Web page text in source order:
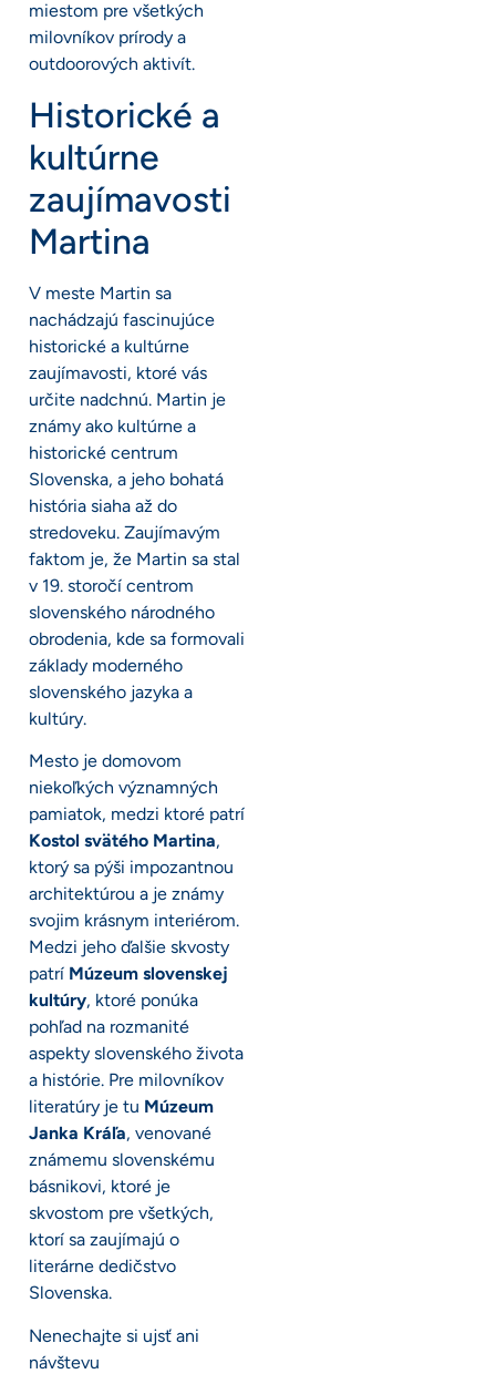
miestom pre všetkých
milovníkov prírody a
outdoorových aktivít.
Historické a
kultúrne
zaujímavosti
Martina
V meste Martin sa
nachádzajú fascinujúce
historické a kultúrne
zaujímavosti, ktoré vás
určite nadchnú. Martin je
známy ako kultúrne a
historické centrum
Slovenska, a jeho bohatá
história siaha až do
stredoveku. Zaujímavým
faktom je, že Martin sa stal
v 19. storočí centrom
slovenského národného
obrodenia, kde sa formovali
základy moderného
slovenského jazyka a
kultúry.
Mesto je domovom
niekoľkých významných
pamiatok, medzi ktoré patrí
Kostol svätého Martina,
ktorý sa pýši impozantnou
architektúrou a je známy
svojim krásnym interiérom.
Medzi jeho ďalšie skvosty
patrí Múzeum slovenskej
kultúry, ktoré ponúka
pohľad na rozmanité
aspekty slovenského života
a histórie. Pre milovníkov
literatúry je tu Múzeum
Janka Kráľa, venované
známemu slovenskému
básnikovi, ktoré je
skvostom pre všetkých,
ktorí sa zaujímajú o
literárne dedičstvo
Slovenska.
Nenechajte si ujsť ani
návštevu